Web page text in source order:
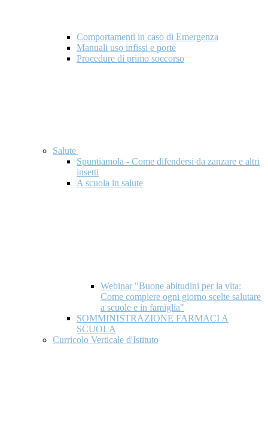
Comportamenti in caso di Emergenza
Manuali uso infissi e porte
Procedure di primo soccorso
Salute
Spuntiamola - Come difendersi da zanzare e altri
insetti
A scuola in salute
Webinar "Buone abitudini per la vita:
Come compiere ogni giorno scelte salutare
a scuole e in famiglia"
SOMMINISTRAZIONE FARMACI A
SCUOLA
Curricolo Verticale d'Istituto